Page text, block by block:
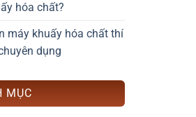
hóa chất?
máy khuấy hóa chất thí
dụng
MỤC